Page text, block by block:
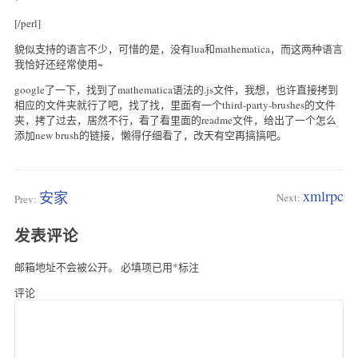
[/perl]
貌似支持的语言不少，可惜的是，没有lua和mathematica，而这两种语言
我恰好还经常使用~
google了一下，找到了mathematica语法的.js文件，我想，也许直接拷到
相应的文件夹就行了吧，找了找，里面有一个third-party-brushes的文件
夹，拷了过去，居然不行，看了看里面的readme文件，给出了一个怎么
添加new brush的链接，懒得仔细看了，改天有空再搞搞吧。
Prev: 安家 Next: xmlrpc
发表评论
邮箱地址不会被公开。 必填项已用*标注
评论